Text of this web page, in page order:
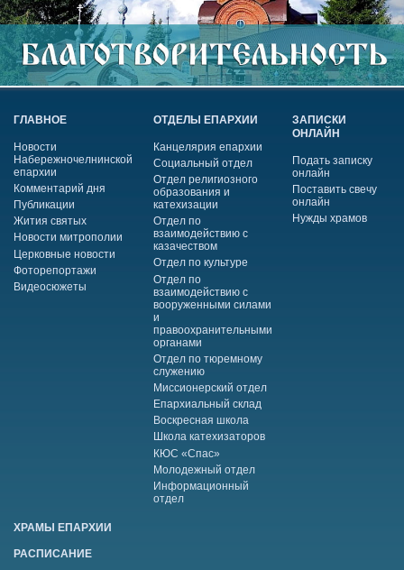
ГЛАВНОЕ
Новости
Набережночелнинской
епархии
Комментарий дня
Публикации
Жития святых
Новости митрополии
Церковные новости
Фоторепортажи
Видеосюжеты
ОТДЕЛЫ ЕПАРХИИ
Канцелярия епархии
Социальный отдел
Отдел религиозного
образования и
катехизации
Отдел по
взаимодействию с
казачеством
Отдел по культуре
Отдел по
взаимодействию с
вооруженными силами
и
правоохранительными
органами
Отдел по тюремному
служению
Миссионерский отдел
Епархиальный склад
Воскресная школа
Школа катехизаторов
КЮС «Спас»
Молодежный отдел
Информационный
отдел
ЗАПИСКИ
ОНЛАЙН
Подать записку
онлайн
Поставить свечу
онлайн
Нужды храмов
ХРАМЫ ЕПАРХИИ
РАСПИСАНИЕ